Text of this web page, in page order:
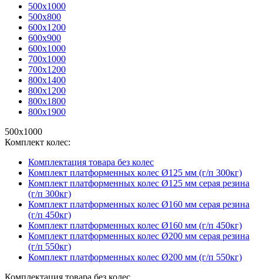
500х1000
500х800
600х1200
600х900
600х1000
700х1000
700х1200
800х1400
800х1200
800х1800
800х1900
500х1000
Комплект колес:
Комплектация товара без колес
Комплект платформенных колес Ø125 мм (г/п 300кг)
Комплект платформенных колес Ø125 мм серая резина
(г/п 300кг)
Комплект платформенных колес Ø160 мм серая резина
(г/п 450кг)
Комплект платформенных колес Ø160 мм (г/п 450кг)
Комплект платформенных колес Ø200 мм серая резина
(г/п 550кг)
Комплект платформенных колес Ø200 мм (г/п 550кг)
Комплектация товара без колес